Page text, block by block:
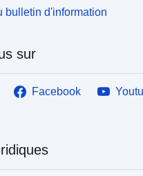
bulletin d'information
sur
Facebook